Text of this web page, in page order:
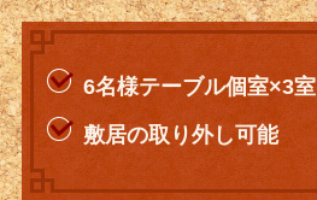
6名様テーブル個室×3室
敷居の取り外し可能